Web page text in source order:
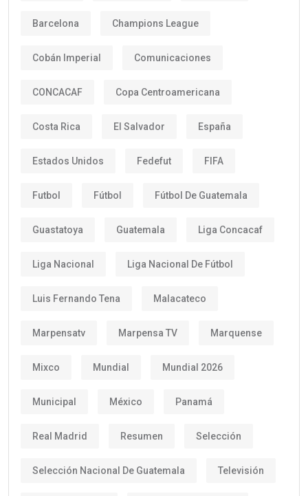
Barcelona Champions League
Cobán Imperial Comunicaciones
CONCACAF Copa Centroamericana
Costa Rica El Salvador España
Estados Unidos Fedefut FIFA
Futbol Fútbol Fútbol De Guatemala
Guastatoya Guatemala Liga Concacaf
Liga Nacional Liga Nacional De Fútbol
Luis Fernando Tena Malacateco
Marpensatv Marpensa TV Marquense
Mixco Mundial Mundial 2026
Municipal México Panamá
Real Madrid Resumen Selección
Selección Nacional De Guatemala Televisión